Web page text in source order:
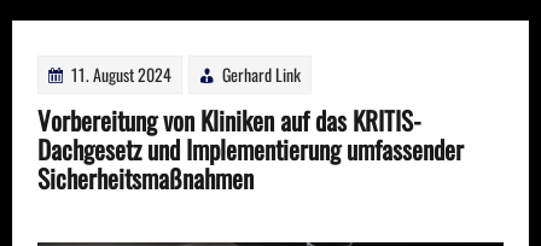
11. August 2024 Gerhard Link
Vorbereitung von Kliniken auf das KRITIS-
Dachgesetz und Implementierung umfassender
Sicherheitsmaßnahmen